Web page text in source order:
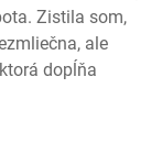
Zistila som,
ale
dopĺňa